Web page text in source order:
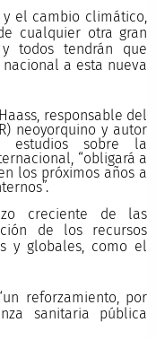
el cambio climático,
cualquier otra gran
todos tendrán que
a esta nueva
responsable del
neoyorquino y autor
estudios sobre la
“obligará a
los próximos años a
creciente de las
de los recursos
y globales, como el
reforzamiento, por
sanitaria pública